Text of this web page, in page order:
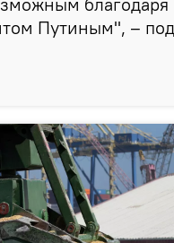
Путиным", –